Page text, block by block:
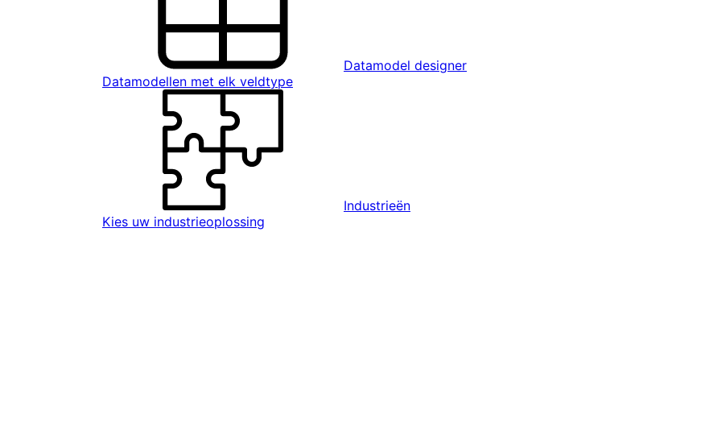
Datamodel designer
Datamodellen met elk veldtype
Industrieën
Kies uw industrieoplossing